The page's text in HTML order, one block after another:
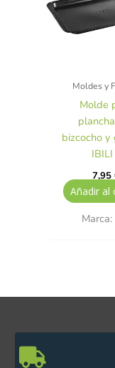
Moldes y
Molde
bizcocho
IBILI
7,95
Añadir al
Marca: